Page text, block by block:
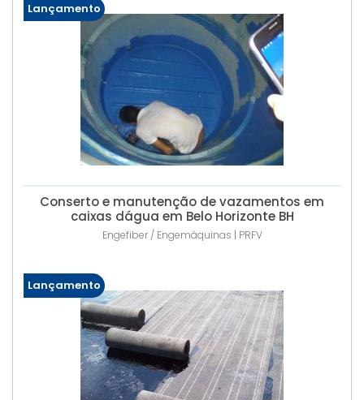
Lançamento
Conserto e manutenção de vazamentos em
caixas dágua em Belo Horizonte BH
Engefiber / Engemáquinas | PRFV
Lançamento